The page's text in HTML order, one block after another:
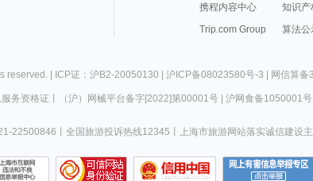
携程内容中心
知识产
Trip.com Group
算法公
reserved. | ICP证：沪B2-20050130 | 沪ICP备08023580号-3 | 网信算
务资格证 （沪）网械平台备字[2022]第00001号| 沪网食备1050001号|
22500846 全国旅游投诉热线12345 上海市旅游网站落实诚信建设